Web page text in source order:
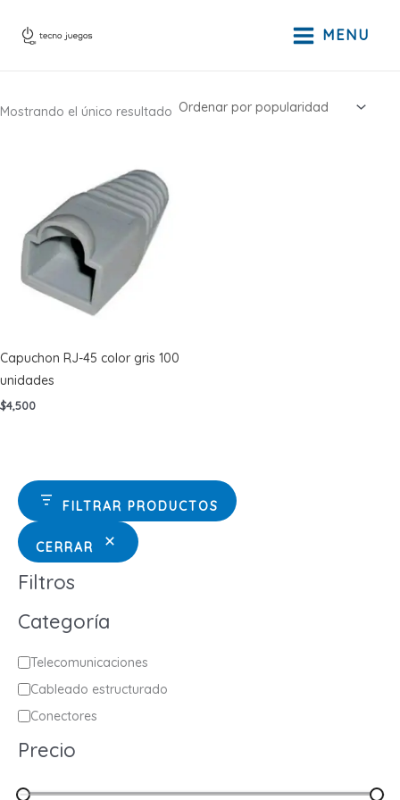
MENU
FILTRAR PRODUCTOS
CERRAR
Filtros
Categoría
C
a
t
g
o
Telecomunicaciones
Cableado estructurado
Conectores
Precio
Mostrando el único resultado
Capuchon RJ-45 color gris 100
unidades
$4,500